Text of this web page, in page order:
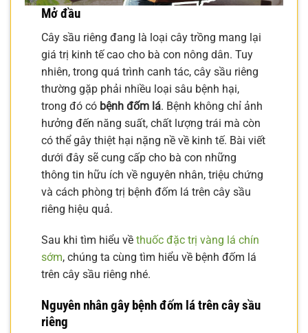
Mở đầu
Cây sầu riêng đang là loại cây trồng mang lại
giá trị kinh tế cao cho bà con nông dân. Tuy
nhiên, trong quá trình canh tác, cây sầu riêng
thường gặp phải nhiều loại sâu bệnh hại,
trong đó có bệnh đốm lá. Bệnh không chỉ ảnh
hưởng đến năng suất, chất lượng trái mà còn
có thể gây thiệt hại nặng nề về kinh tế. Bài viết
dưới đây sẽ cung cấp cho bà con những
thông tin hữu ích về nguyên nhân, triệu chứng
và cách phòng trị bệnh đốm lá trên cây sầu
riêng hiệu quả.
Sau khi tìm hiểu về thuốc đặc trị vàng lá chín
sớm, chúng ta cùng tìm hiểu về bệnh đốm lá
trên cây sầu riêng nhé.
Nguyên nhân gây bệnh đốm lá trên cây sầu
riêng